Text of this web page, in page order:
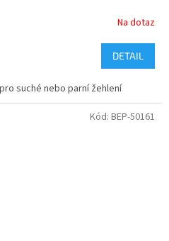
Na dotaz
DETAIL
suché nebo parní žehlení
Kód: BEP-50161